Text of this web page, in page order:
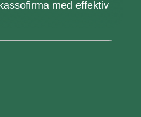
med effektiv